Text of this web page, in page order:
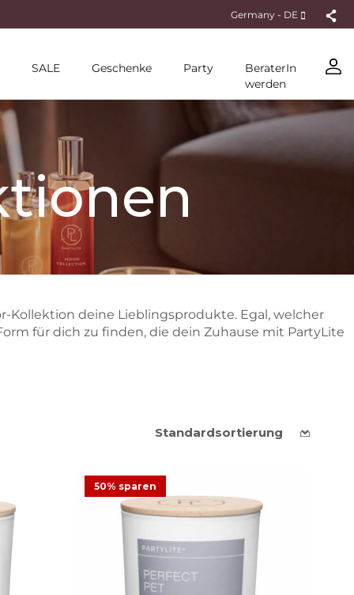
Germany - DE
SALE Geschenke Party
BeraterIn
werden
Kollektion deine Lieblingsprodukte. Egal, welcher
für dich zu finden, die dein Zuhause mit PartyLite
&
50% sparen
Duftwachsglas Fresh Home Perfect Pet